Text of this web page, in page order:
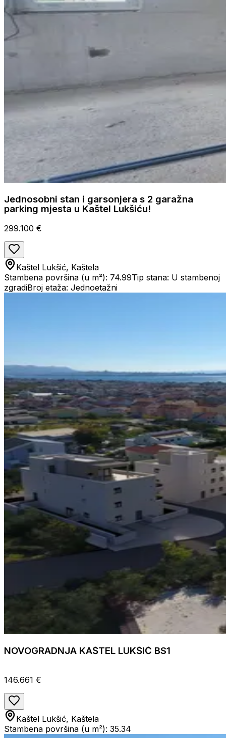
Jednosobni stan i garsonjera s 2 garažna
parking mjesta u Kaštel Lukšiću!
299.100 €
Kaštel Lukšić, Kaštela
Stambena površina (u m²): 74.99Tip stana: U stambenoj
zgradiBroj etaža: Jednoetažni
NOVOGRADNJA KAŠTEL LUKŠIĆ BS1
146.661 €
Kaštel Lukšić, Kaštela
Stambena površina (u m²): 35.34